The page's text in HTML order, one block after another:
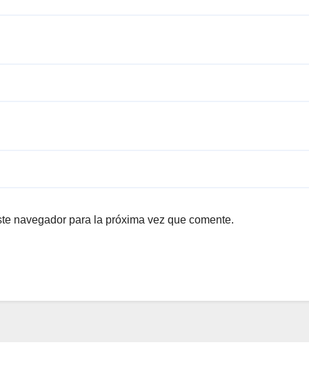
navegador para la próxima vez que comente.